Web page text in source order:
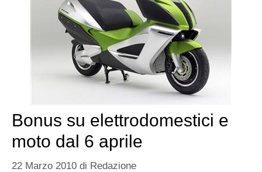
Bonus su elettrodomestici e
moto dal 6 aprile
22 Marzo 2010 di Redazione